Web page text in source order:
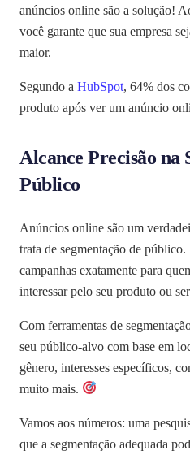
anúncios online são a solução!
você garante que sua empresa
maior.
Segundo a HubSpot, 64% dos
produto após ver um anúncio
Alcance Precisão na
Público
Anúncios online são um
trata de segmentação de
campanhas exatamente para
interessar pelo seu produto ou
Com ferramentas de
seu público-alvo com base em
gênero, interesses específicos,
muito mais.
Vamos aos números: uma
que a segmentação adequada